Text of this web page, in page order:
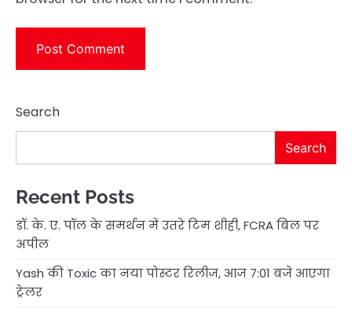
Search
Search
Recent Posts
डॉ. के. ए. पॉल के समर्थन में उतरे टिम शीही, FCRA बिल पर
अपील
Yash की Toxic का नया पोस्टर रिलीज, आज 7:01 बजे आएगा
ट्रेलर